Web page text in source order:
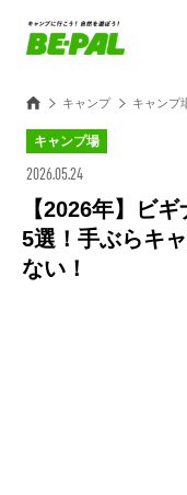
キャンプ キャンプ
キャンプ場
2026.05.24
【2026年】ビ
5選！手ぶらキ
ない！